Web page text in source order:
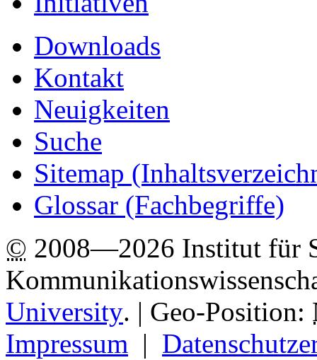
Downloads
Kontakt
Neuigkeiten
Suche
Sitemap
Glossar (Fachbegriffe)
© 2008—2026 Institut für
University. | Geo-Position:
Impressum |